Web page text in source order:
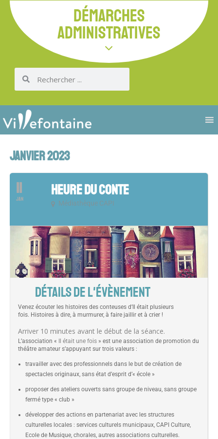
DÉMARCHES
ADMINISTRATIVES
JANVIER 2023
11
JAN
HEURE DU CONTE
Médiathèque CAPI
DÉTAILS DE L'ÉVÈNEMENT
Venez écouter les histoires des conteuses d’Il était plusieurs
fois. Histoires à dire, à murmurer, à faire jaillir et à crier !
Arriver 10 minutes avant le début de la séance.
L’association « Il était une fois » est une association de promotion du
théâtre amateur s’appuyant sur trois valeurs :
travailler avec des professionnels dans le but de création de
spectacles originaux, sans état d’esprit d’« école »
proposer des ateliers ouverts sans groupe de niveau, sans groupe
fermé type « club »
développer des actions en partenariat avec les structures
culturelles locales : services culturels municipaux, CAPI Culture,
Ecole de Musique, chorales, autres associations culturelles.